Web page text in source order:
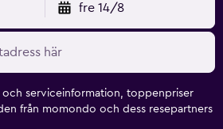
fre 14/8
serviceinformation, toppenpriser
från momondo och dess resepartners